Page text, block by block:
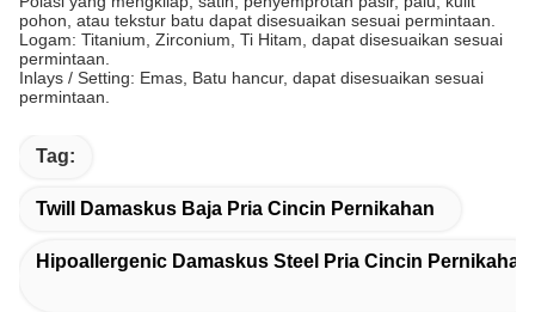
pohon, atau tekstur batu dapat disesuaikan sesuai permintaan.
Logam: Titanium, Zirconium, Ti Hitam, dapat disesuaikan sesuai
permintaan.
Inlays / Setting: Emas, Batu hancur, dapat disesuaikan sesuai
permintaan.
Tag:
Twill Damaskus Baja Pria Cincin Pernikahan
Hipoallergenic Damaskus Steel Pria Cincin Pernikahan